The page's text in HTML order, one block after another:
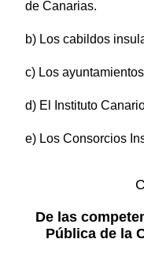
de Canarias.
b) Los cabildos
c) Los
d) El Instituto
e) Los Consorcios
De las
Pública de la